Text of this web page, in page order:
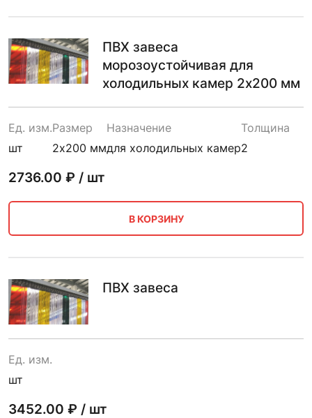
ПВХ завеса
морозоустойчивая для
холодильных камер 2х200 мм
Ед. изм.
шт
Размер
2х200 мм
Назначение
для холодильных камер
Толщина
2
2736.00 ₽ / шт
В КОРЗИНУ
ПВХ завеса
Ед. изм.
шт
3452.00 ₽ / шт